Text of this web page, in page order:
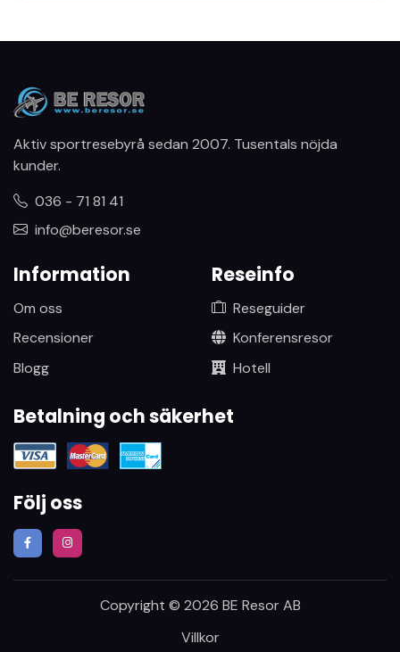
Aktiv sportresebyrå sedan 2007. Tusentals nöjda
kunder.
036 - 71 81 41
info@beresor.se
Information
Om oss
Recensioner
Blogg
Reseinfo
Reseguider
Konferensresor
Hotell
Betalning och säkerhet
Följ oss
Copyright © 2026 BE Resor AB
Villkor